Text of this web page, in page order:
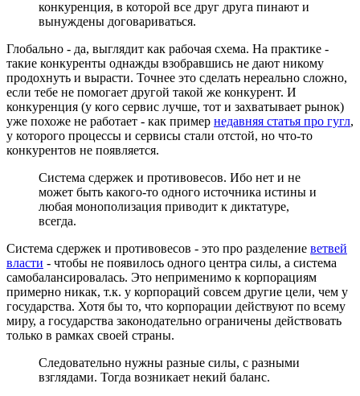
конкуренция, в которой все друг друга пинают и
вынуждены договариваться.
Глобально - да, выглядит как рабочая схема. На практике -
такие конкуренты однажды взобравшись не дают никому
продохнуть и вырасти. Точнее это сделать нереально сложно,
если тебе не помогает другой такой же конкурент. И
конкуренция (у кого сервис лучше, тот и захватывает рынок)
уже похоже не работает - как пример недавняя статья про гугл,
у которого процессы и сервисы стали отстой, но что-то
конкурентов не появляется.
Система сдержек и противовесов. Ибо нет и не
может быть какого-то одного источника истины и
любая монополизация приводит к диктатуре,
всегда.
Система сдержек и противовесов - это про разделение ветвей
власти - чтобы не появилось одного центра силы, а система
самобалансировалась. Это неприменимо к корпорациям
примерно никак, т.к. у корпораций совсем другие цели, чем у
государства. Хотя бы то, что корпорации действуют по всему
миру, а государства законодательно ограничены действовать
только в рамках своей страны.
Следовательно нужны разные силы, с разными
взглядами. Тогда возникает некий баланс.